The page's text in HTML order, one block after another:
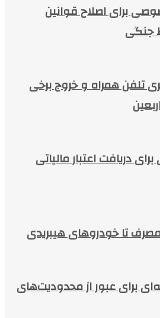
برای اصلاح قوانین
جنگی
تلفن همراه و خروج برخی
دریافت اعتبار مالیاتی
تا خودروهای هیبریدی
برای عبور از محدودیت‌های